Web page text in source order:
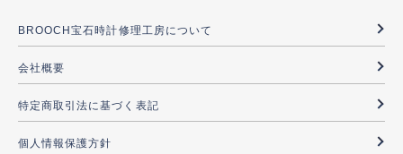
BROOCH宝石時計修理工房について
会社概要
特定商取引法に基づく表記
個人情報保護方針